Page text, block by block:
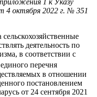
1 к Указу
4 октября 2022 г. № 351
деятельность по
в соответствии с
единого перечня
в отношении
постановлением
от 24 сентября 2021